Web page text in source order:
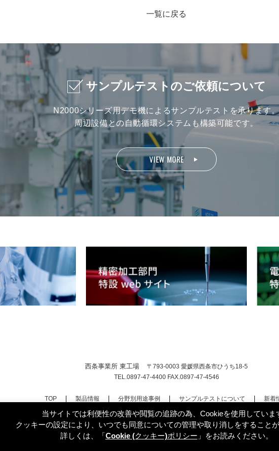
一覧に戻る
サンプルテストのご依頼について
N2000シリーズ用デモ機によるサンプルテストを承ります
周辺設備との自動循環システムも構築可能です。
VIEW MORE
西条事業所 東工場
〒793-0003 愛媛県西条市ひうち18-5
TEL.0897-47-4400FAX.0897-47-4546
TOP 製品情報 分野別用途事例 サンプルテストについて 新着
ポリシー サイトマップ
当サイトでは利便性の改善や閲覧の追跡の為、Cookieを使用していま
クッキーの設定により、いつでも同意についての管理や取り消しをすること
詳しくは、「Cookie (クッキー)ポリシー 」をお読みください。